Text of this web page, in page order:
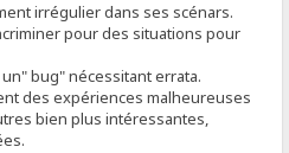
irrégulier dans ses scénars.
pour des situations pour
bug" nécessitant errata.
des expériences malheureuses
bien plus intéressantes,